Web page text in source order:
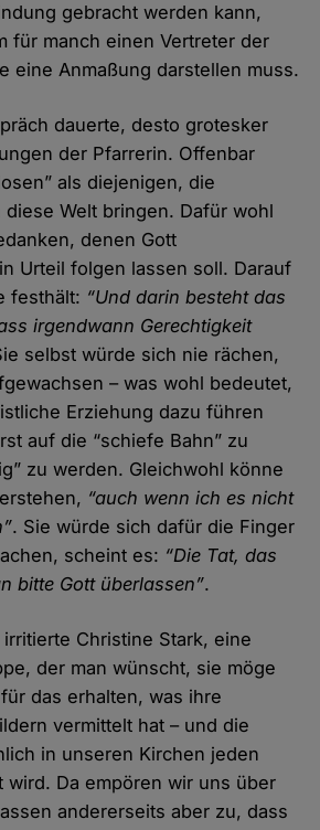
gebracht werden kann,
für manch einen Vertreter der
eine Anmaßung darstellen muss.
dauerte, desto grotesker
der Pfarrerin. Offenbar
als diejenigen, die
Welt bringen. Dafür wohl
denen Gott
Urteil folgen lassen soll. Darauf
festhält: “Und darin besteht das
irgendwann Gerechtigkeit
selbst würde sich nie rächen,
– was wohl bedeutet,
Erziehung dazu führen
auf die “schiefe Bahn” zu
zu werden. Gleichwohl könne
“auch wenn ich es nicht
. Sie würde sich dafür die Finger
scheint es: “Die Tat, das
bitte Gott überlassen”.
Christine Stark, eine
der man wünscht, sie möge
das erhalten, was ihre
vermittelt hat – und die
in unseren Kirchen jeden
wird. Da empören wir uns über
andererseits aber zu, dass